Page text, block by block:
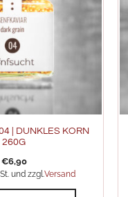
| DUNKLES KORN
260G
€6,90
und zzgl.Versand